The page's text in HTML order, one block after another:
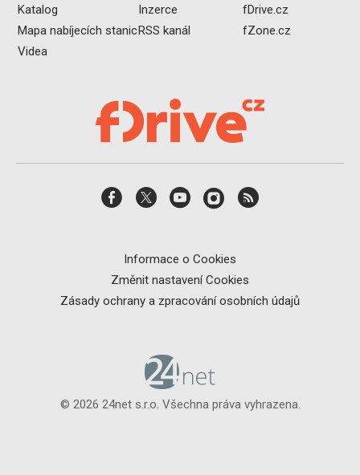
Katalog
Mapa nabíjecích stanic
Videa
Inzerce
RSS kanál
fDrive.cz
fZone.cz
Informace o Cookies
Změnit nastavení Cookies
Zásady ochrany a zpracování osobních údajů
© 2026 24net s.r.o. Všechna práva vyhrazena.